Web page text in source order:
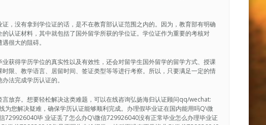
，没有拿到学位证的话，是不在教育部认证范围之内的。因为，教育部有明确
认证材料，其中就包括了国外留学所获的学位证。学位证作为重要的考核对
很大的阻碍。
获得学历学位的真实性以及有效性，还会对留学生国外留学的留学方式、授课
限、教学语言、居留时间、签证类型等等进行考察。所以，只要满足一定的情
法完成学历认证的。
放弃。想要轻松解决这类难题，可以在线咨询弘扬海归认证顾问qq/wechat:
您解决疑难，确保学历认证能够顺利完成。办理假毕业证在国内能用吗Q\微
729926040毕 业证丢了怎么办Q\微信729926040没有正常毕业怎么办理毕业证